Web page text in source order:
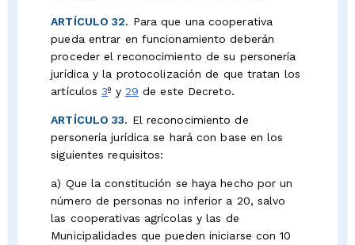
ARTÍCULO 32. Para que una cooperativa
pueda entrar en funcionamiento deberán
proceder el reconocimiento de su personería
jurídica y la protocolización de que tratan los
artículos3º y 29 de este Decreto.
ARTÍCULO 33. El reconocimiento de
personería jurídica se hará con base en los
siguientes requisitos:
a) Que la constitución se haya hecho por un
número de personas no inferior a 20, salvo
las cooperativas agrícolas y las de
Municipalidades que pueden iniciarse con 10